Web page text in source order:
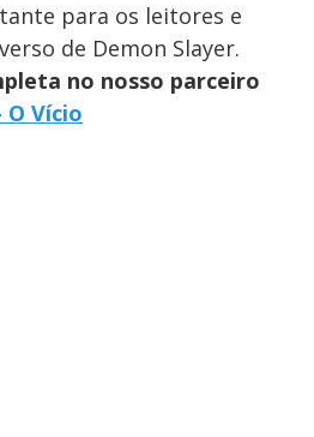
para os leitores e
de Demon Slayer.
no nosso parceiro
Vício